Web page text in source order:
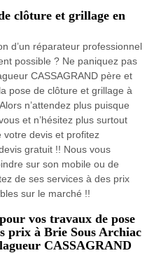
clôture et grillage en
d’un réparateur professionnel
possible ? Ne paniquez pas
CASSAGRAND père et
pose de clôture et grillage à
n’attendez plus puisque
et n’hésitez plus surtout
votre devis et profitez
gratuit !! Nous vous
sur son mobile ou de
de ses services à des prix
sur le marché !!
vos travaux de pose
prix à Brie Sous Archiac
CASSAGRAND